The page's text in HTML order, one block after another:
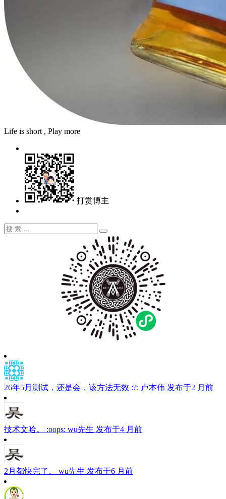
Life is short , Play more
打赏博主
搜
搜
索
26年5月测试，还是会，该方法无效 :?: 卢本伟 发布于2 月前
技术文哈。 :oops: wu先生 发布于4 月前
2月都快完了。 wu先生 发布于6 月前